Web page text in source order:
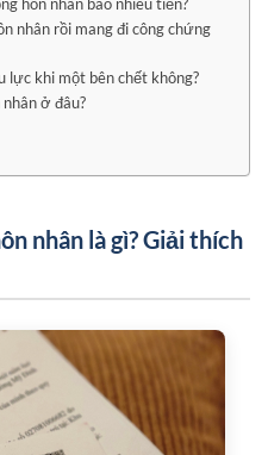
nhân rồi mang đi công chứng
lực khi một bên chết không?
ở đâu?
nhân là gì? Giải thích